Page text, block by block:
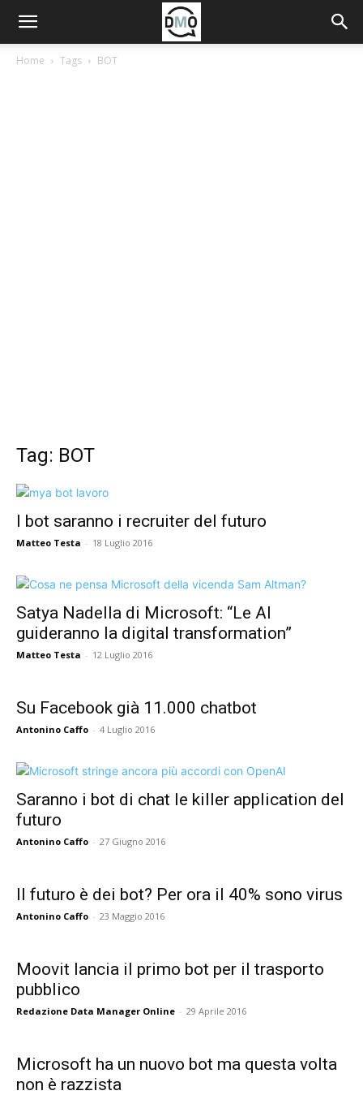
Home Tags BOT
Tag: BOT
I bot saranno i recruiter del futuro
Matteo Testa - 18 Luglio 2016
Satya Nadella di Microsoft: “Le AI
guideranno la digital transformation”
Matteo Testa - 12 Luglio 2016
Su Facebook già 11.000 chatbot
Antonino Caffo - 4 Luglio 2016
Saranno i bot di chat le killer application del
futuro
Antonino Caffo - 27 Giugno 2016
Il futuro è dei bot? Per ora il 40% sono virus
Antonino Caffo - 23 Maggio 2016
Moovit lancia il primo bot per il trasporto
pubblico
Redazione Data Manager Online - 29 Aprile 2016
Microsoft ha un nuovo bot ma questa volta
non è razzista